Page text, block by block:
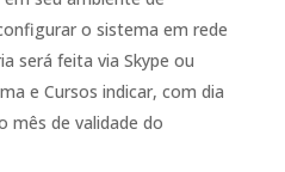
o sistema em rede
será feita via Skype ou
e Cursos indicar, com dia
mês de validade do